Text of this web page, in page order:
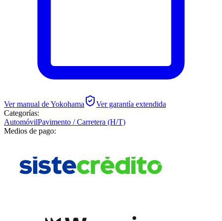
Ver manual deYokohama
Ver garantía extendida
Categorías:
AutomóvilPavimento / Carretera (H/T)
Medios de pago: